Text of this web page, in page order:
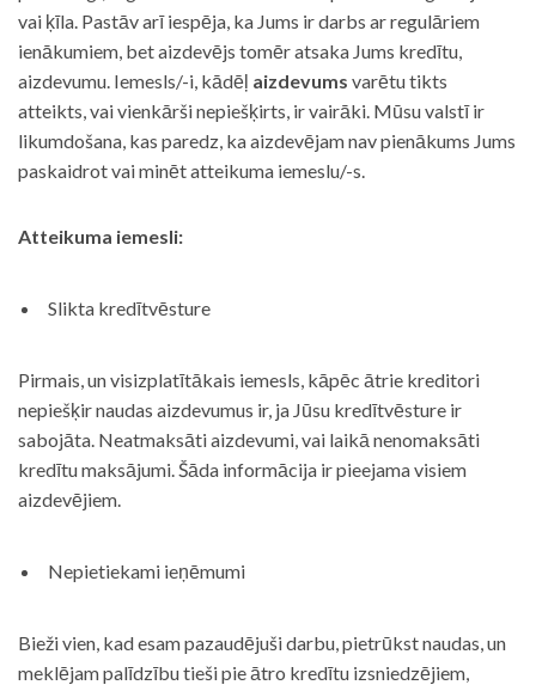
vai ķīla. Pastāv arī iespēja, ka Jums ir darbs ar regulāriem
ienākumiem, bet aizdevējs tomēr atsaka Jums kredītu,
aizdevumu. Iemesls/-i, kādēļ aizdevums varētu tikts
atteikts, vai vienkārši nepiešķirts, ir vairāki. Mūsu valstī ir
likumdošana, kas paredz, ka aizdevējam nav pienākums Jums
paskaidrot vai minēt atteikuma iemeslu/-s.
Atteikuma iemesli:
Slikta kredītvēsture
Pirmais, un visizplatītākais iemesls, kāpēc ātrie kreditori
nepiešķir naudas aizdevumus ir, ja Jūsu kredītvēsture ir
sabojāta. Neatmaksāti aizdevumi, vai laikā nenomaksāti
kredītu maksājumi. Šāda informācija ir pieejama visiem
aizdevējiem.
Nepietiekami ieņēmumi
Bieži vien, kad esam pazaudējuši darbu, pietrūkst naudas, un
meklējam palīdzību tieši pie ātro kredītu izsniedzējiem,